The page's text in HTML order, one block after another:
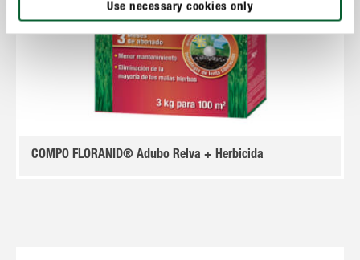
Use necessary cookies only
COMPO FLORANID® Adubo Relva + Herbicida